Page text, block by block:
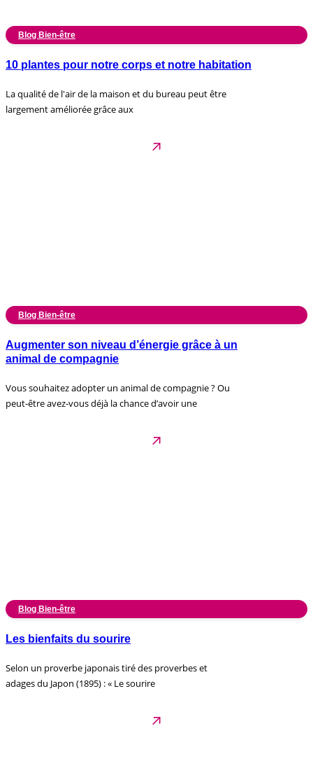
Blog Bien-être
10 plantes pour notre corps et notre habitation
La qualité de l'air de la maison et du bureau peut être
largement améliorée grâce aux
Blog Bien-être
Augmenter son niveau d’énergie grâce à un
animal de compagnie
Vous souhaitez adopter un animal de compagnie ? Ou
peut-être avez-vous déjà la chance d’avoir une
Blog Bien-être
Les bienfaits du sourire
Selon un proverbe japonais tiré des proverbes et
adages du Japon (1895) : « Le sourire